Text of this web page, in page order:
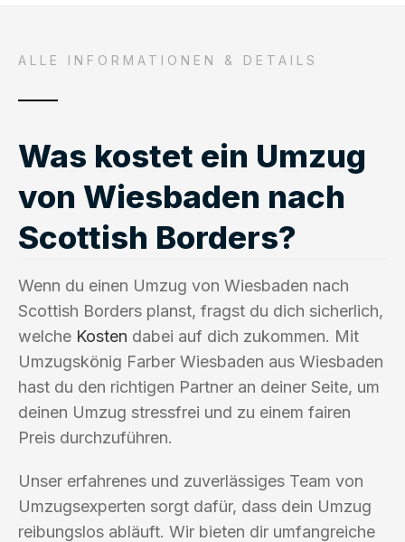
ALLE INFORMATIONEN & DETAILS
Was kostet ein Umzug
von Wiesbaden nach
Scottish Borders?
Wenn du einen Umzug von Wiesbaden nach
Scottish Borders planst, fragst du dich sicherlich,
welche Kosten dabei auf dich zukommen. Mit
Umzugskönig Farber Wiesbaden aus Wiesbaden
hast du den richtigen Partner an deiner Seite, um
deinen Umzug stressfrei und zu einem fairen
Preis durchzuführen.
Unser erfahrenes und zuverlässiges Team von
Umzugsexperten sorgt dafür, dass dein Umzug
reibungslos abläuft. Wir bieten dir umfangreiche